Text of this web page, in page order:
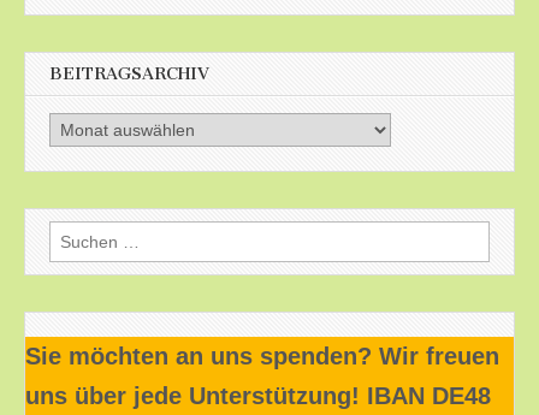
BEITRAGSARCHIV
Beitragsarchiv
Suchen
nach:
Sie möchten an uns spenden? Wir freuen
uns über jede Unterstützung! IBAN DE48